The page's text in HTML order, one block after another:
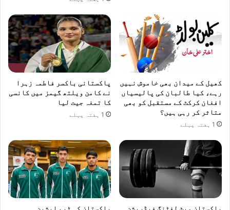
کھیل کے میدان بھی خاموش نہیں
رہے، کیا طالبان کی پالیسیاں
افغان کرکٹ کے مستقبل کو بھی
متاثر کر رہی ہیں؟
1 ہفتہ پہلے
پاکستانی باکسر فاطمہ زہرا
نے کامن ویلتھ گیمز میں کانسی
کا تمغہ جیت لیا
1 ہفتہ پہلے
پاکستان ویٹ لفٹنگ فیڈریشن پاکستان کی ٹیم ایشین